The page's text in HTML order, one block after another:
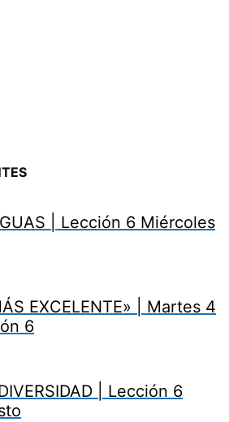
| Lección 6 Miércoles
EXCELENTE» | Martes 4
6
| Lección 6